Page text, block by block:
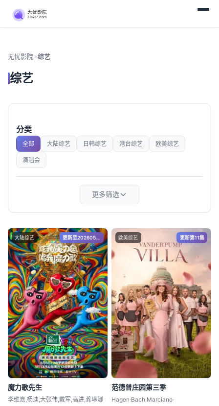
无忧影院>综艺
综艺
分类
全部 大陆综艺 日韩综艺 港台综艺 欧美综艺
演唱会
更多筛选
大陆综艺 更新至20260522期
魔力歌先生
李维嘉,杨迪,大张伟,戴军,高进,龚琳娜
欧美综艺 更新第11集
范德普庄园第三季
Hagen·Bach,Marciano·